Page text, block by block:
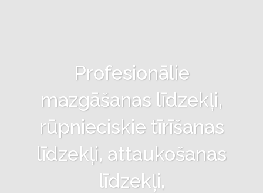
Profesionālie
mazgāšanas līdzekļi,
rūpnieciskie tīrīšanas
līdzekļi, attaukošanas
līdzekļi,